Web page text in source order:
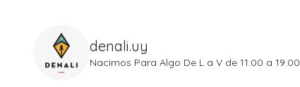
denali.uy
Nacimos Para Algo De L a V de 11:00 a 19:00